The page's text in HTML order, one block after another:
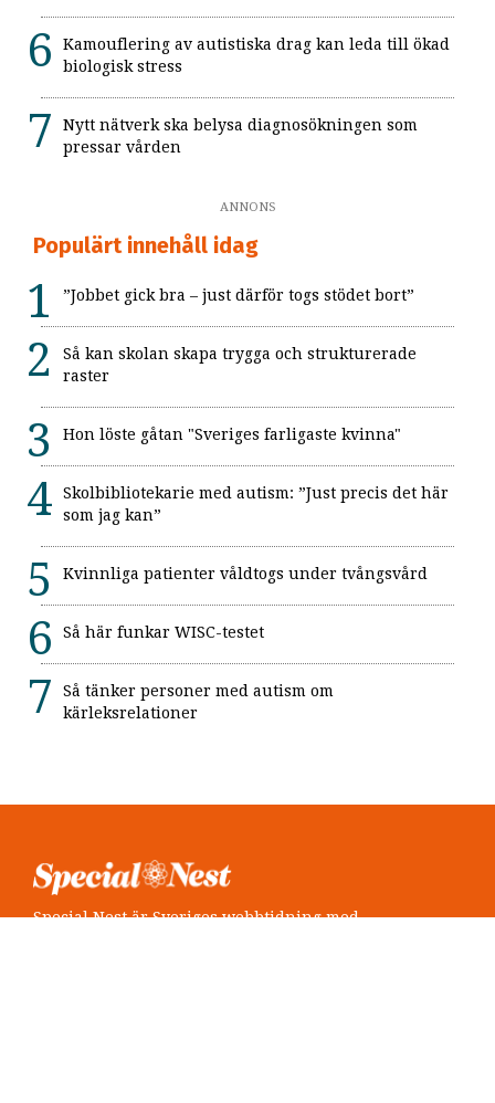
Kamouflering av autistiska drag kan leda till ökad
biologisk stress
Nytt nätverk ska belysa diagnosökningen som
pressar vården
ANNONS
Populärt innehåll idag
”Jobbet gick bra – just därför togs stödet bort”
Så kan skolan skapa trygga och strukturerade
raster
Hon löste gåtan "Sveriges farligaste kvinna"
Skolbibliotekarie med autism: ”Just precis det här
som jag kan”
Kvinnliga patienter våldtogs under tvångsvård
Så här funkar WISC-testet
Så tänker personer med autism om
kärleksrelationer
Special Nest är Sveriges webbtidning med